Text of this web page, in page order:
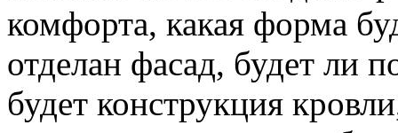
комфорта, какая форма
отделан фасад, будет ли
будет конструкция